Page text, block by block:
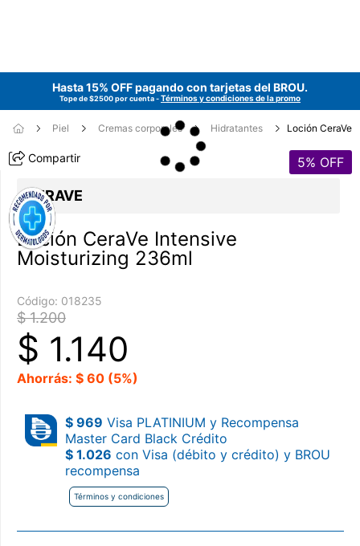
Hasta 15% OFF pagando con tarjetas del BROU.
Tope de $2500 por cuenta -Términos y condiciones de la promo
Piel Cremas corporales Hidratantes Loción CeraVe
Compartir 5% OFF
CERAVE
Loción CeraVe Intensive
Moisturizing 236ml
Código: 018235
$ 1.200
$ 1.140
Ahorrás: $ 60 (5%)
$ 969 Visa PLATINIUM y Recompensa
Master Card Black Crédito
$ 1.026 con Visa (débito y crédito) y BROU
recompensa
Términos y condiciones